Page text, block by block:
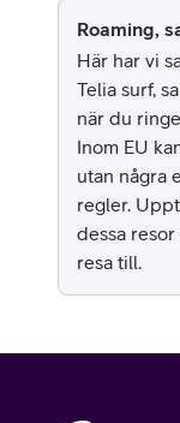
Roaming,
Här har vi
Telia surf,
när du
Inom EU
utan några
regler.
dessa
resa till.